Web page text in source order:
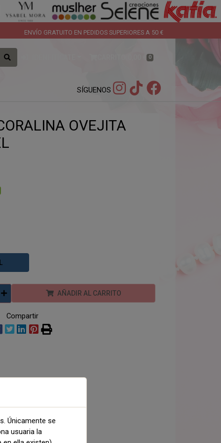
ENVÍO GRATUITO EN PEDIDOS SUPERIORES A 50 €
0
SÍGUENOS
OVEJITA
AÑADIR AL CARRITO
Compartir
Únicamente se
usuaria la